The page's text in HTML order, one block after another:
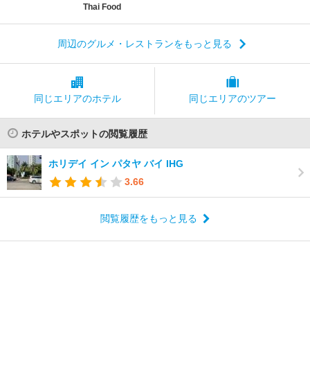
Thai Food
周辺のグルメ・レストランをもっと見る
同じエリアのホテル 同じエリアのツアー
ホテルやスポットの閲覧履歴
ホリデイ イン パタヤ バイ IHG
3.66
閲覧履歴をもっと見る